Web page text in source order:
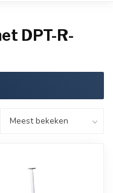
DPT-R-